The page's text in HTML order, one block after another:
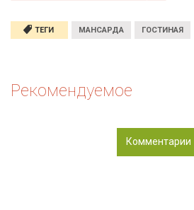
ТЕГИ МАНСАРДА ГОСТИНАЯ
Рекомендуемое
Комментарии